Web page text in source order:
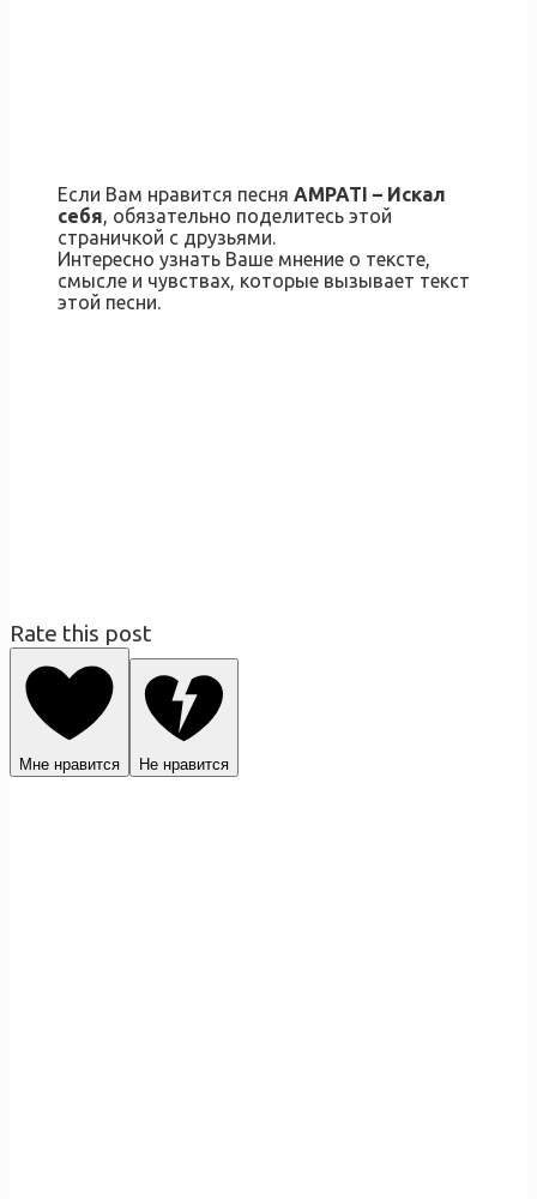
Если Вам нравится песня AMPATI – Искал
себя, обязательно поделитесь этой
страничкой с друзьями.
Интересно узнать Ваше мнение о тексте,
смысле и чувствах, которые вызывает текст
этой песни.
Rate this post
Мне нравится Не нравится